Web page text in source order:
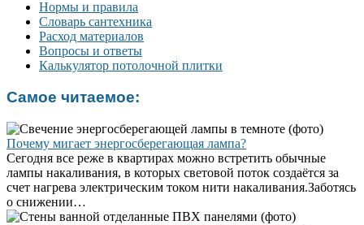
Нормы и правила
Словарь сантехника
Расход материалов
Вопросы и ответы
Калькулятор потолочной плитки
Самое читаемое:
Почему мигает энергосберегающая лампа?
Сегодня все реже в квартирах можно встретить обычные
лампы накаливания, в которых световой поток создаётся за
счет нагрева электрическим током нити накаливания.Заботясь
о снижении…